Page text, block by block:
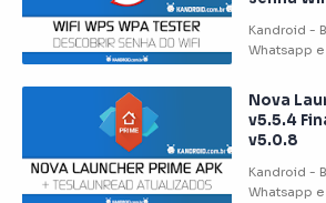
Nova
v5.5.4
v5.0.8